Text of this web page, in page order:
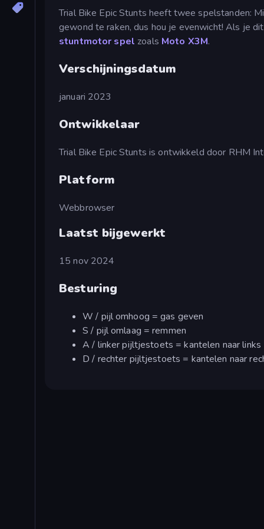
Trial Bike Epic Stunts heeft twee spelstanden:
gewond te raken, dus hou je evenwicht! Als je
stuntmotor spel zoals Moto X3M.
Verschijningsdatum
januari 2023
Ontwikkelaar
Trial Bike Epic Stunts is ontwikkeld door RHM
Platform
Webbrowser
Laatst bijgewerkt
15 nov 2024
Besturing
W / pijl omhoog = gas geven
S / pijl omlaag = remmen
A / linker pijltjestoets = kantelen naar links
D / rechter pijltjestoets = kantelen naar